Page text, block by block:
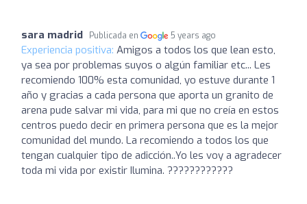
sara madrid Publicada en 5 years ago
Experiencia positiva: Amigos a todos los que lean esto,
ya sea por problemas suyos o algún familiar etc... Les
recomiendo 100% esta comunidad, yo estuve durante 1
año y gracias a cada persona que aporta un granito de
arena pude salvar mi vida, para mi que no creía en estos
centros puedo decir en primera persona que es la mejor
comunidad del mundo. La recomiendo a todos los que
tengan cualquier tipo de adicción..Yo les voy a agradecer
toda mi vida por existir Ilumina. ????????????